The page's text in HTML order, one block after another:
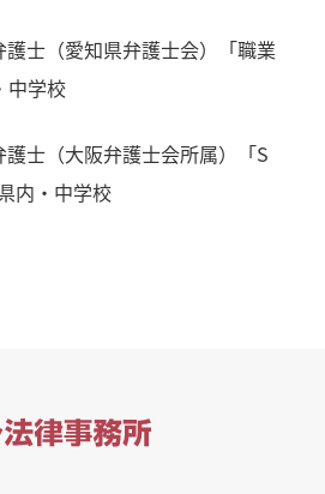
士（愛知県弁護士会）「職業
中学校
士（大阪弁護士会所属）「S
内・中学校